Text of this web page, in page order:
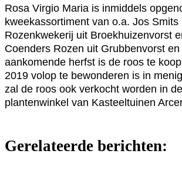
Rosa Virgio Maria is inmiddels
kweekassortiment van o.a. Jos Smits
Rozenkwekerij uit Broekhuizenvorst
Coenders Rozen uit Grubbenvorst
aankomende herfst is de roos te
2019 volop te bewonderen is in
zal de roos ook verkocht worden in
plantenwinkel van Kasteeltuinen
Gerelateerde berichten: